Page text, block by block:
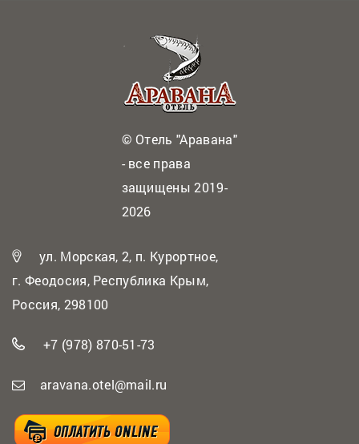
© Отель "Аравана"
- все права
защищены 2019-
2026
ул. Морская, 2, п. Курортное,
г. Феодосия, Республика Крым,
Россия, 298100
+7 (978) 870-51-73
aravana.otel@mail.ru